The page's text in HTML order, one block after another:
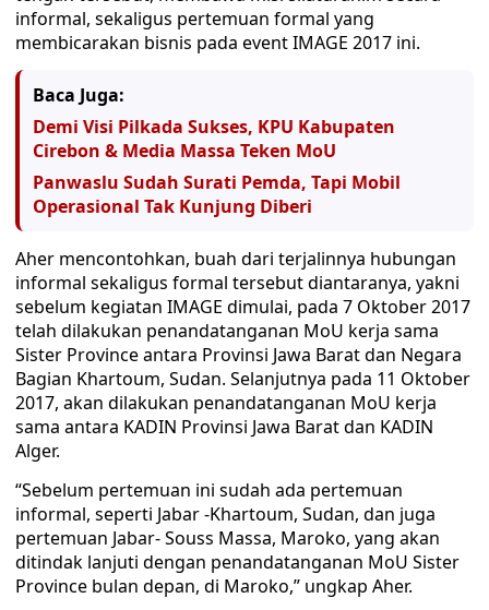
informal, sekaligus pertemuan formal yang
membicarakan bisnis pada event IMAGE 2017 ini.
Baca Juga:
Demi Visi Pilkada Sukses, KPU Kabupaten
Cirebon & Media Massa Teken MoU
Panwaslu Sudah Surati Pemda, Tapi Mobil
Operasional Tak Kunjung Diberi
Aher mencontohkan, buah dari terjalinnya hubungan
informal sekaligus formal tersebut diantaranya, yakni
sebelum kegiatan IMAGE dimulai, pada 7 Oktober 2017
telah dilakukan penandatanganan MoU kerja sama
Sister Province antara Provinsi Jawa Barat dan Negara
Bagian Khartoum, Sudan. Selanjutnya pada 11 Oktober
2017, akan dilakukan penandatanganan MoU kerja
sama antara KADIN Provinsi Jawa Barat dan KADIN
Alger.
“Sebelum pertemuan ini sudah ada pertemuan
informal, seperti Jabar -Khartoum, Sudan, dan juga
pertemuan Jabar- Souss Massa, Maroko, yang akan
ditindak lanjuti dengan penandatanganan MoU Sister
Province bulan depan, di Maroko,” ungkap Aher.